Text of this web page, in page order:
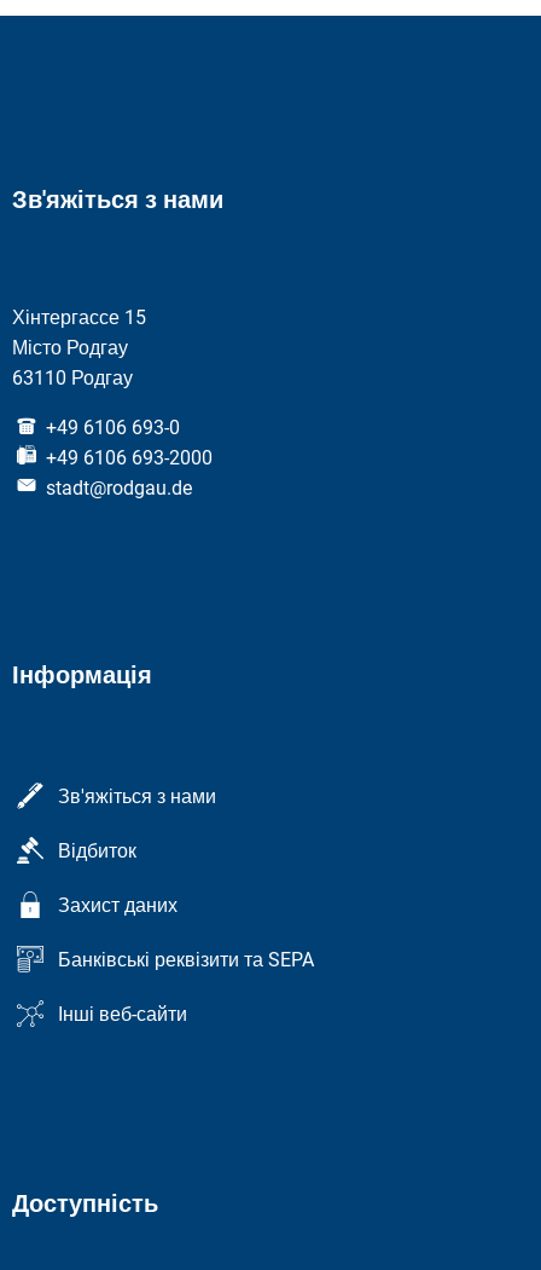
Зв'яжіться з нами
Хінтергассе 15
Місто Родгау
63110 Родгау
+49 6106 693-0
+49 6106 693-2000
stadt@rodgau.de
Інформація
Зв'яжіться з нами
Відбиток
Захист даних
Банківські реквізити та SEPA
Інші веб-сайти
Доступність